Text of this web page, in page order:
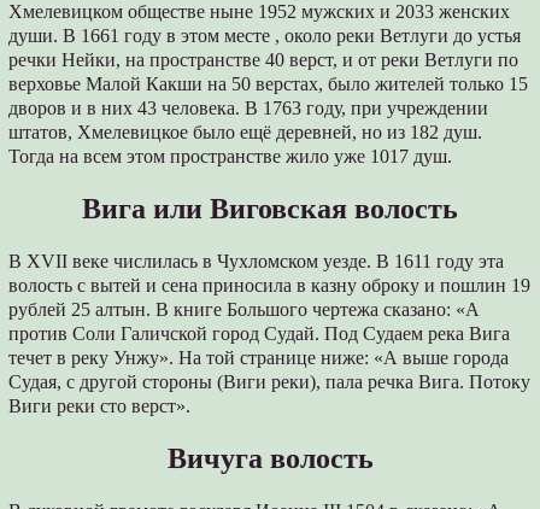
Хмелевицком обществе ныне 1952 мужских и 2033 женских
души. В 1661 году в этом месте , около реки Ветлуги до устья
речки Нейки, на пространстве 40 верст, и от реки Ветлуги по
верховье Малой Какши на 50 верстах, было жителей только 15
дворов и в них 43 человека. В 1763 году, при учреждении
штатов, Хмелевицкое было ещё деревней, но из 182 душ.
Тогда на всем этом пространстве жило уже 1017 душ.
Вига или Виговская волость
В XVII веке числилась в Чухломском уезде. В 1611 году эта
волость с вытей и сена приносила в казну оброку и пошлин 19
рублей 25 алтын. В книге Большого чертежа сказано: «А
против Соли Галичской город Судай. Под Судаем река Вига
течет в реку Унжу». На той странице ниже: «А выше города
Судая, с другой стороны (Виги реки), пала речка Вига. Потоку
Виги реки сто верст».
Вичуга волость